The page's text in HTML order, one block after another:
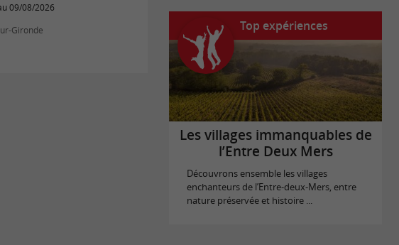
09/08/2026
Gironde
Top expériences
Les villages immanquables de
l’Entre Deux Mers
Découvrons ensemble les villages
enchanteurs de l’Entre-deux-Mers, entre
nature préservée et histoire ...